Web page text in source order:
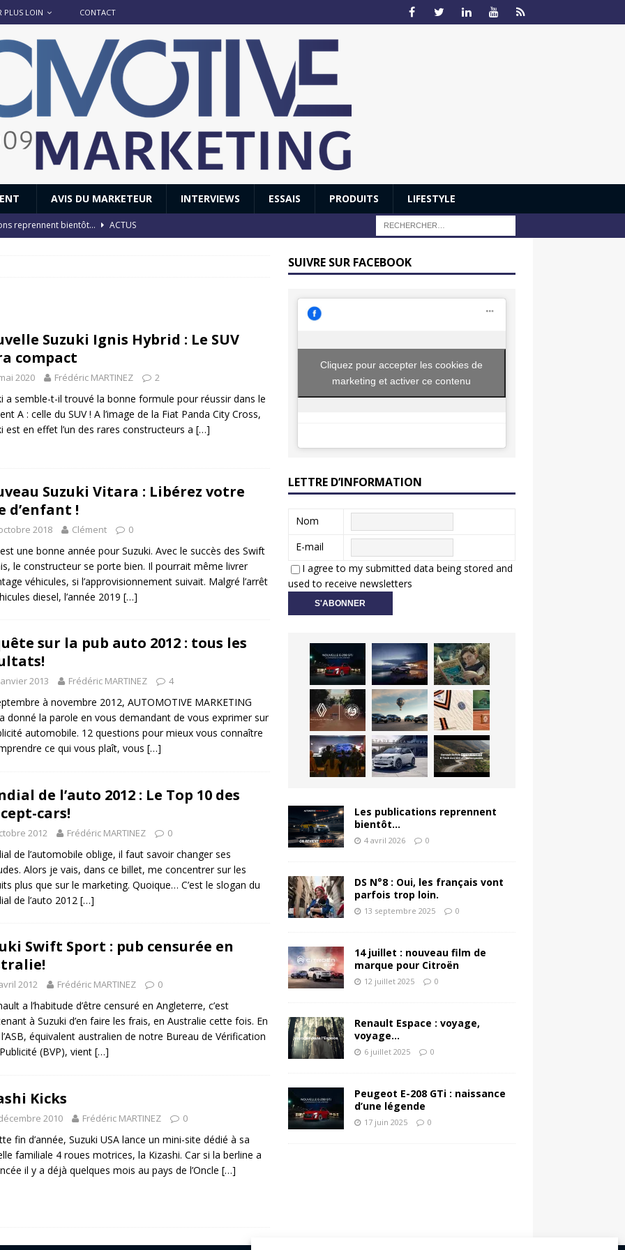
PLUS LOIN CONTACT
AVIS DU MARKETEUR INTERVIEWS ESSAIS PRODUITS LIFESTYLE
reprennent bientôt…
ACTUS
Honda dévoile un spot publicitaire… confiné! ACTUS
Suzuki Ignis Hybrid : Le SUV
compact
2020 Frédéric MARTINEZ 2
a semble-t-il trouvé la bonne formule pour réussir dans le
A : celle du SUV ! A l’image de la Fiat Panda City Cross,
est en effet l’un des rares constructeurs a […]
Suzuki Vitara : Libérez votre
d’enfant !
2018 Clément 0
une bonne année pour Suzuki. Avec le succès des Swift
le constructeur se porte bien. Il pourrait même livrer
véhicules, si l’approvisionnement suivait. Malgré l’arrêt
diesel, l’année 2019 […]
sur la pub auto 2012 : tous les
2013 Frédéric MARTINEZ 4
à novembre 2012, AUTOMOTIVE MARKETING
donné la parole en vous demandant de vous exprimer sur
automobile. 12 questions pour mieux vous connaître
ce qui vous plaît, vous […]
de l’auto 2012 : Le Top 10 des
cars!
2012 Frédéric MARTINEZ 0
de l’automobile oblige, il faut savoir changer ses
Alors je vais, dans ce billet, me concentrer sur les
plus que sur le marketing. Quoique… C’est le slogan du
de l’auto 2012 […]
Swift Sport : pub censurée en
2012 Frédéric MARTINEZ 0
a l’habitude d’être censuré en Angleterre, c’est
à Suzuki d’en faire les frais, en Australie cette fois. En
équivalent australien de notre Bureau de Vérification
(BVP), vient […]
Kicks
2010 Frédéric MARTINEZ 0
fin d’année, Suzuki USA lance un mini-site dédié à sa
familiale 4 roues motrices, la Kizashi. Car si la berline a
il y a déjà quelques mois au pays de l’Oncle […]
SUIVRE SUR FACEBOOK
Cliquez pour accepter les cookies de
marketing et activer ce contenu
LETTRE D’INFORMATION
Nom
E-mail
I agree to my submitted data being stored and
used to receive newsletters
Les publications reprennent
bientôt…
4 avril 2026 0
DS N°8 : Oui, les français vont
parfois trop loin.
13 septembre 2025 0
14 juillet : nouveau film de
marque pour Citroën
12 juillet 2025 0
Renault Espace : voyage,
voyage…
6 juillet 2025 0
Peugeot E-208 GTi : naissance
d’une légende
17 juin 2025 0